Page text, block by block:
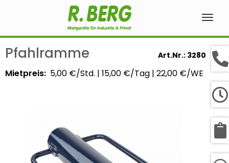
Pfahlramme Art.Nr.: 3280
Mietpreis: 5,00 €/Std. | 15,00 €/Tag | 22,00 €/WE